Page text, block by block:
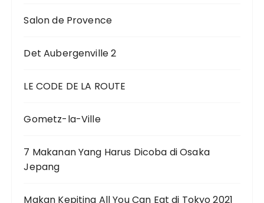
Salon de Provence
Det Aubergenville 2
LE CODE DE LA ROUTE
Gometz-la-Ville
7 Makanan Yang Harus Dicoba di Osaka
Jepang
Makan Kepiting All You Can Eat di Tokyo 2021